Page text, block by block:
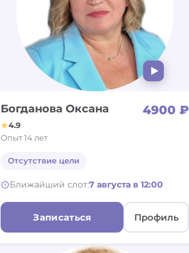
Богданова Оксана 4900 ₽
4.9
Опыт 14 лет
Отсутствие цели
Ближайший слот:7 августа в 12:00
Записаться Профиль